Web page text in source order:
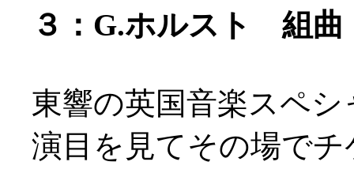
３：G.ホルスト 組曲
東響の英国音楽スペシ
演目を見てその場で